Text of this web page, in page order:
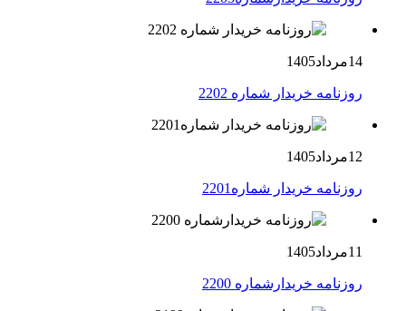
14مرداد1405
روزنامه خریدار شماره 2202
12مرداد1405
روزنامه خریدار شماره2201
11مرداد1405
روزنامه خریدارشماره 2200